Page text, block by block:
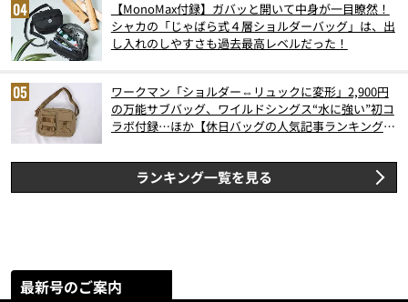
【MonoMax付録】ガバッと開いて中身が一目瞭然！
シャカの「じゃばら式４層ショルダーバッグ」は、出
し入れのしやすさも過去最高レベルだった！
ワークマン「ショルダー⇔リュックに変形」2,900円
の万能サブバッグ、ワイルドシングス“水に強い”初コ
ラボ付録…ほか【休日バッグの人気記事ランキングベ
ランキング一覧を見る
最新号のご案内